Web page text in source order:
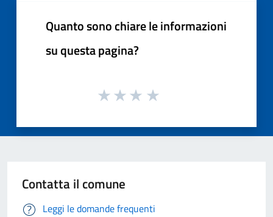
Quanto sono chiare le informazioni
su questa pagina?
Contatta il comune
Leggi le domande frequenti